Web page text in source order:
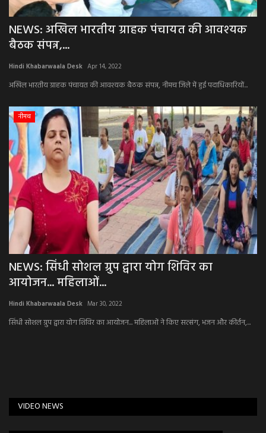
व्यापार व्यवसाय
राजनीती
अपराध
मनोरंजन
खेल
एजुकेशन & करियर
हेल्थ & लाइफ स्टाइल
वीडियो
Gallery
NEWS: अखिल भारतीय ग्राहक पंचायत की आवश्यक
बैठक संपन्न,...
Hindi Khabarwaala Desk Apr 14, 2022
अखिल भारतीय ग्राहक पंचायत की आवश्यक बैठक संपन्न, नीमच जिले में हुई पदाधिकारियों...
नीमच
NEWS: सिंधी सोशल ग्रुप द्वारा योग शिविर का
आयोजन... महिलाओं...
Hindi Khabarwaala Desk Mar 30, 2022
सिंधी सोशल ग्रुप द्वारा योग शिविर का आयोजन... महिलाओं ने किए सत्संग, भजन और कीर्तन,...
VIDEO NEWS